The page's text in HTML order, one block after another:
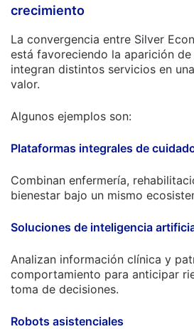
crecimiento
La convergencia entre Silver
está favoreciendo la aparición de
integran distintos servicios en
valor.
Algunos ejemplos son:
Plataformas integrales de
Combinan enfermería,
bienestar bajo un mismo
Soluciones de inteligencia
Analizan información clínica y
comportamiento para anticipar
toma de decisiones.
Robots asistenciales